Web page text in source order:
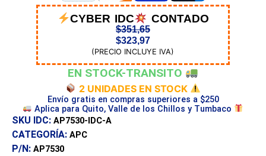
CYBER IDC CONTADO
$351,65
$323,97
(PRECIO INCLUYE IVA)
EN STOCK-TRANSITO
2 UNIDADES EN STOCK
Envío gratis en compras superiores a $250
Aplica para Quito, Valle de los Chillos y Tumbaco
SKU IDC: AP7530-IDC-A
CATEGORÍA: APC
P/N: AP7530